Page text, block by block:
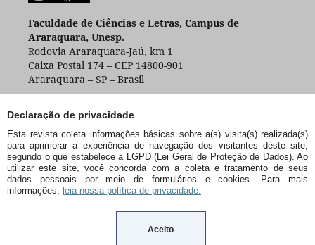
Declaração de privacidade
Esta revista coleta informações básicas sobre a(s) visita(s) realizada(s)
para aprimorar a experiência de navegação dos visitantes deste site,
segundo o que estabelece a LGPD (Lei Geral de Proteção de Dados). Ao
utilizar este site, você concorda com a coleta e tratamento de seus
dados pessoais por meio de formulários e cookies. Para mais
informações, leia nossa política de privacidade.
Aceito
Faculdade de Ciências e Letras, Campus de
Araraquara, Unesp.
Rodovia Araraquara-Jaú, km 1
Caixa Postal 174 – CEP 14800-901
Araraquara – SP – Brasil